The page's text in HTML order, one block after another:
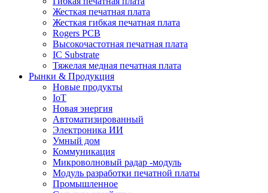
Жесткая печатная плата
Жесткая гибкая печатная плата
Rogers PCB
Высокочастотная печатная плата
IC Substrate
Тяжелая медная печатная плата
Рынки & Продукция
Новые продукты
IoT
Новая энергия
Автоматизированный
Электроника ИИ
Умный дом
Коммуникация
Микроволновый радар -модуль
Модуль разработки печатной платы
Промышленное